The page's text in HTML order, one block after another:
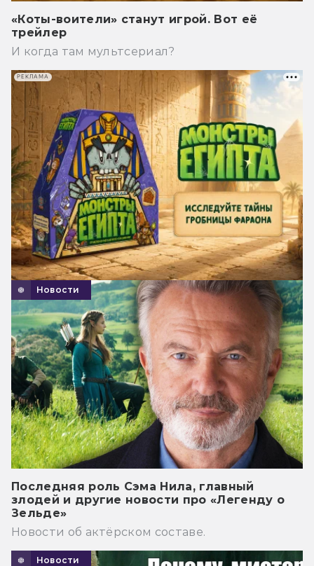
«Коты-воители» станут игрой. Вот её
трейлер
И когда там мультсериал?
Новости
Последняя роль Сэма Нила, главный
злодей и другие новости про «Легенду о
Зельде»
Новости об актёрском составе.
Новости
РЕКЛАМА